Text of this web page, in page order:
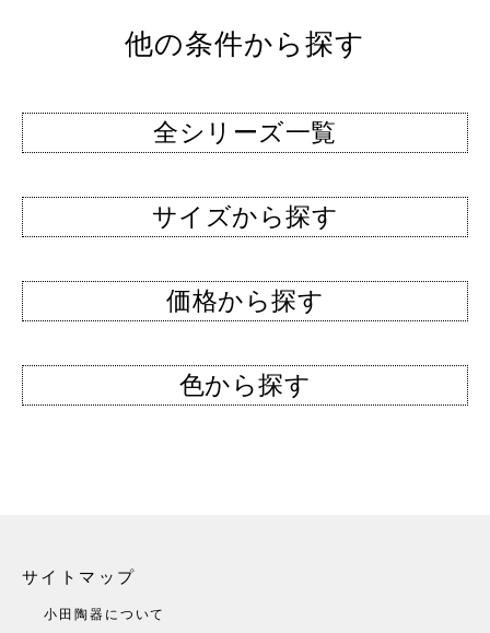
他の条件から探す
全シリーズ一覧
サイズから探す
価格から探す
色から探す
サイトマップ
小田陶器について